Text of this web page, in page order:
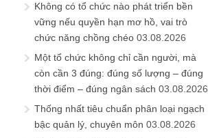
Không có tổ chức nào phát triển bền
vững nếu quyền hạn mơ hồ, vai trò
chức năng chồng chéo 03.08.2026
Một tổ chức không chỉ cần người, mà
còn cần 3 đúng: đúng số lượng – đúng
thời điểm – đúng ngân sách 03.08.2026
Thống nhất tiêu chuẩn phân loại ngạch
bậc quản lý, chuyên môn 03.08.2026